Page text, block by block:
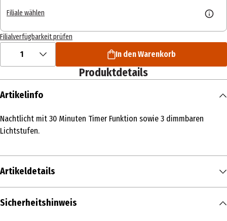
Filiale wählen
Filialverfügbarkeit prüfen
1 In den Warenkorb
Produktdetails
Artikelinfo
Nachtlicht mit 30 Minuten Timer Funktion sowie 3 dimmbaren
Lichtstufen.
Artikeldetails
Inhalt
Sicherheitshinweis